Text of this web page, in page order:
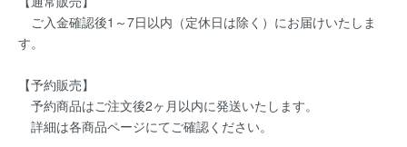
ご入金確認後1～7日以内（定休日は除く）にお届けいたしま
す。
【予約販売】
予約商品はご注文後2ヶ月以内に発送いたします。
詳細は各商品ページにてご確認ください。